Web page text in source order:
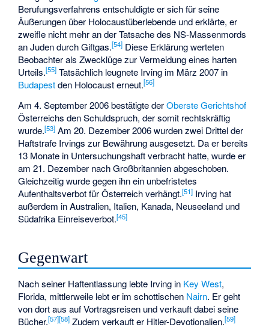
Berufungsverfahrens entschuldigte er sich für seine
Äußerungen über Holocaustüberlebende und erklärte, er
zweifle nicht mehr an der Tatsache des NS-Massenmords
an Juden durch Giftgas.[54] Diese Erklärung werteten
Beobachter als Zwecklüge zur Vermeidung eines harten
Urteils.[55] Tatsächlich leugnete Irving im März 2007 in
Budapestden Holocaust erneut.[56]
Am 4. September 2006 bestätigte derOberste Gerichtshof
Österreichs den Schuldspruch, der somit rechtskräftig
wurde.[53] Am 20. Dezember 2006 wurden zwei Drittel der
Haftstrafe Irvings zur Bewährung ausgesetzt. Da er bereits
13 Monate in Untersuchungshaft verbracht hatte, wurde er
am 21. Dezember nach Großbritannien abgeschoben.
Gleichzeitig wurde gegen ihn ein unbefristetes
Aufenthaltsverbot für Österreich verhängt.[51] Irving hat
außerdem in Australien, Italien, Kanada, Neuseeland und
Südafrika Einreiseverbot.[45]
Gegenwart
Nach seiner Haftentlassung lebte Irving in Key West,
Florida, mittlerweile lebt er im schottischen Nairn. Er geht
von dort aus auf Vortragsreisen und verkauft dabei seine
Bücher.[57][58] Zudem verkauft er Hitler-Devotionalien.[59]